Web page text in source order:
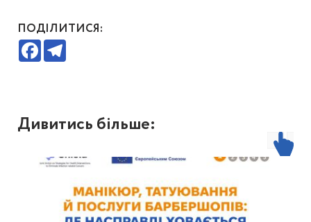
ПОДІЛИТИСЯ:
Facebook
Дивитись більше: